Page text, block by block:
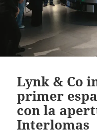
Lynk & Co
primer
con la
Interlomas